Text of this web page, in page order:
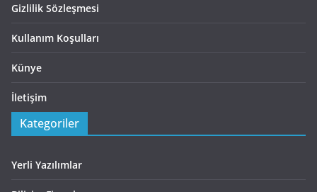
Gizlilik Sözleşmesi
Kullanım Koşulları
Künye
İletişim
Kategoriler
Yerli Yazılımlar